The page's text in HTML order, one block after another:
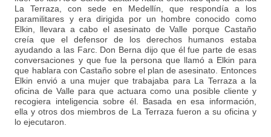
La Terraza, con sede en Medellín, que respondía a los
paramilitares y era dirigida por un hombre conocido como
Elkin, llevara a cabo el asesinato de Valle porque Castaño
creía que el defensor de los derechos humanos estaba
ayudando a las Farc. Don Berna dijo que él fue parte de esas
conversaciones y que fue la persona que llamó a Elkin para
que hablara con Castaño sobre el plan de asesinato. Entonces
Elkin envió a una mujer que trabajaba para La Terraza a la
oficina de Valle para que actuara como una posible cliente y
recogiera inteligencia sobre él. Basada en esa información,
ella y otros dos miembros de La Terraza fueron a su oficina y
lo ejecutaron.